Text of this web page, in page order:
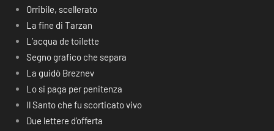
Orribile, scellerato
La fine di Tarzan
L’acqua de toilette
Segno grafico che separa
La guidò Breznev
Lo si paga per penitenza
Il Santo che fu scorticato vivo
Due lettere d’offerta